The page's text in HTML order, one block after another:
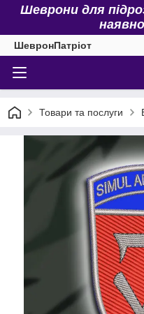
Шеврони для
ШевронПатріот
Товари та послуги